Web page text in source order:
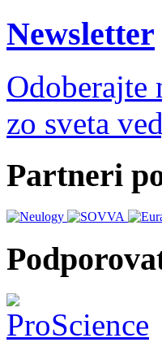
Newsletter
zo sveta
Partneri